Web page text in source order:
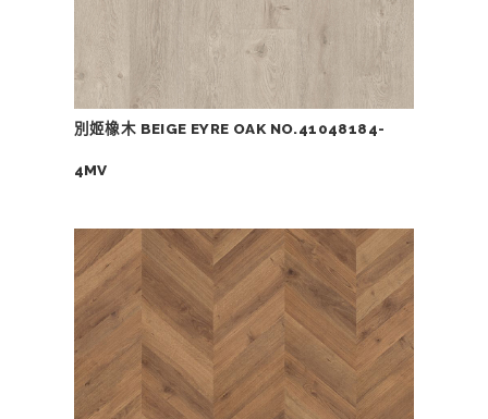
別姬橡木 BEIGE EYRE OAK NO.41048184-
4MV